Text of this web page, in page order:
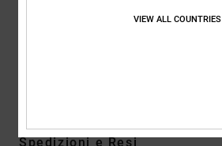
Spedizioni e Resi
VIEW ALL COUNTRIES